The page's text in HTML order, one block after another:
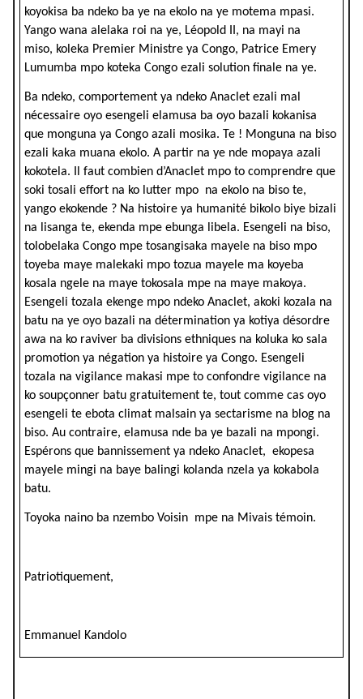
koyokisa ba ndeko ba ye na ekolo na ye motema mpasi.
Yango wana alelaka roi na ye, Léopold II, na mayi na
miso, koleka Premier Ministre ya Congo, Patrice Emery
Lumumba mpo koteka Congo ezali solution finale na ye.
Ba ndeko, comportement ya ndeko Anaclet ezali mal
nécessaire oyo esengeli elamusa ba oyo bazali kokanisa
que monguna ya Congo azali mosika. Te ! Monguna na biso
ezali kaka muana ekolo. A partir na ye nde mopaya azali
kokotela. Il faut combien d’Anaclet mpo to comprendre que
soki tosali effort na ko lutter mpo na ekolo na biso te,
yango ekokende ? Na histoire ya humanité bikolo biye bizali
na lisanga te, ekenda mpe ebunga libela. Esengeli na biso,
tolobelaka Congo mpe tosangisaka mayele na biso mpo
toyeba maye malekaki mpo tozua mayele ma koyeba
kosala ngele na maye tokosala mpe na maye makoya.
Esengeli tozala ekenge mpo ndeko Anaclet, akoki kozala na
batu na ye oyo bazali na détermination ya kotiya désordre
awa na ko raviver ba divisions ethniques na koluka ko sala
promotion ya négation ya histoire ya Congo. Esengeli
tozala na vigilance makasi mpe to confondre vigilance na
ko soupçonner batu gratuitement te, tout comme cas oyo
esengeli te ebota climat malsain ya sectarisme na blog na
biso. Au contraire, elamusa nde ba ye bazali na mpongi.
Espérons que bannissement ya ndeko Anaclet, ekopesa
mayele mingi na baye balingi kolanda nzela ya kokabola
batu.
Toyoka naino ba nzembo Voisin mpe na Mivais témoin.
Patriotiquement,
Emmanuel Kandolo